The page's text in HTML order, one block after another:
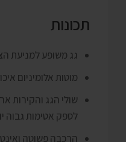
תכונות
גג משופע למניעת
מוטות אלומיניום
שולי הגג והקירות
לספק אטימות גבוה
הרכבה פשוטה